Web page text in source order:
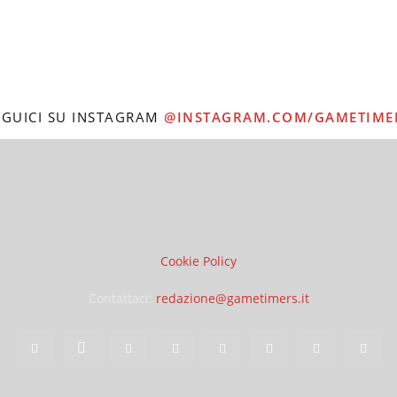
SU INSTAGRAM @INSTAGRAM.COM/
Cookie Policy
redazione@gametimers.it